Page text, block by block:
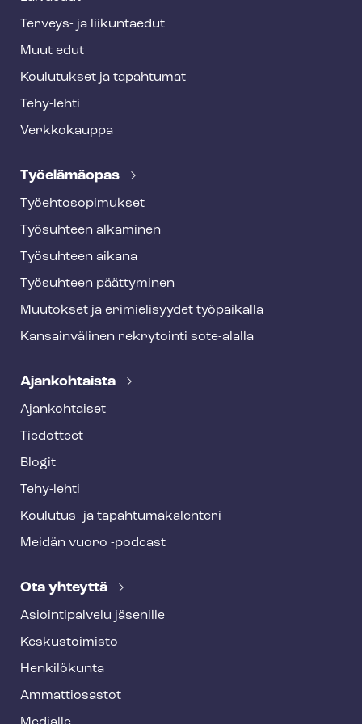
Terveys- ja liikuntaedut
Muut edut
Koulutukset ja tapahtumat
Tehy-lehti
Verkkokauppa
Työelämäopas
Työ­eh­to­so­pi­muk­set
Työsuhteen alkaminen
Työsuhteen aikana
Työsuhteen päättyminen
Muutokset ja erimielisyydet työpaikalla
Kansainvälinen rekrytointi sote-alalla
Ajankohtaista
Ajankohtaiset
Tiedotteet
Blogit
Tehy-lehti
Koulutus- ja ta­pah­tu­ma­ka­len­te­ri
Meidän vuoro -podcast
Ota yhteyttä
Asioin­ti­pal­ve­lu jäsenille
Keskustoimisto
Henkilökunta
Ammattiosastot